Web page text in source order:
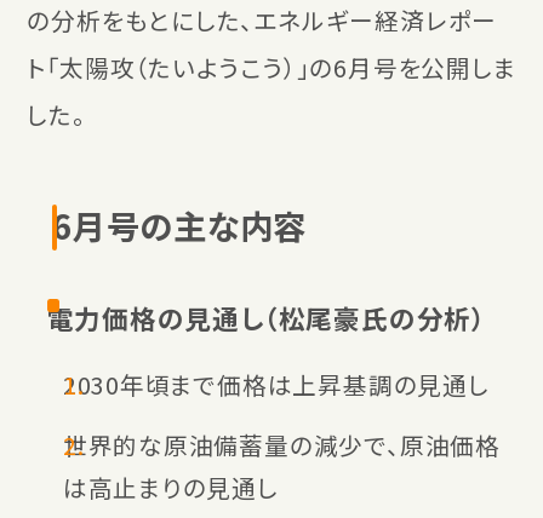
の分析をもとにした、エネルギー経済レポー
ト「太陽攻（たいようこう）」の6月号を公開しま
した。
6月号の主な内容
電力価格の見通し（松尾豪氏の分析）
2030年頃まで価格は上昇基調の見通し
世界的な原油備蓄量の減少で、原油価格
は高止まりの見通し